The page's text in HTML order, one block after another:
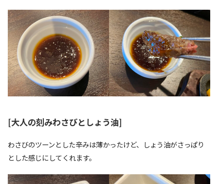
[大人の刻みわさびとしょう油]
わさびのツーンとした辛みは薄かったけど、しょう油がさっぱり
とした感じにしてくれます。